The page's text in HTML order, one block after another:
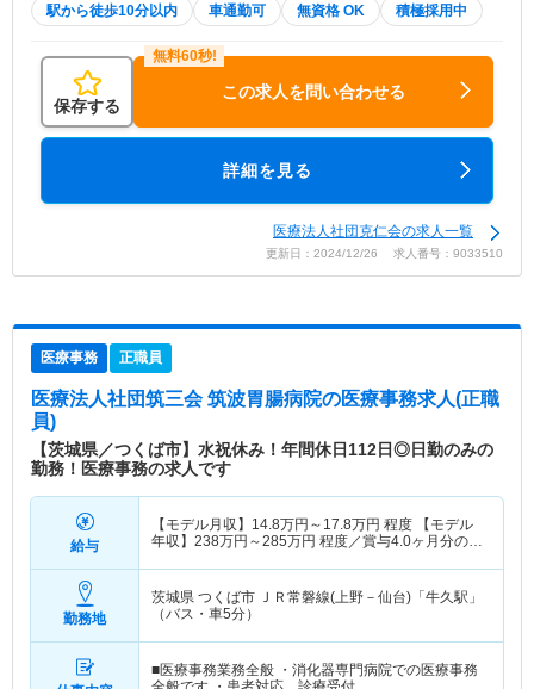
駅から徒歩10分以内 車通勤可 無資格 OK 積極採用中
保存する
この求人を問い合わせる
詳細を見る
医療法人社団克仁会の求人一覧
更新日：2024/12/26 求人番号：9033510
医療事務 正職員
医療法人社団筑三会 筑波胃腸病院の医療事務求人(正職
員)
【茨城県／つくば市】水祝休み！年間休日112日◎日勤のみの
勤務！医療事務の求人です
給与
【モデル月収】 14.8万円～ 17.8万円 程度 【モデル
年収】 238万円～285万円 程度／賞与4.0ヶ月分の場
勤務地
茨城県 つくば市 ＪＲ常磐線(上野－仙台)「牛久駅」
（バス・車5分）
■医療事務業務全般 ・消化器専門病院での医療事務